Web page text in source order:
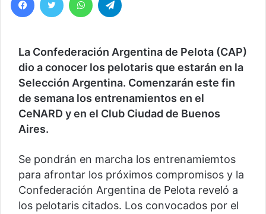
La Confederación Argentina de Pelota (CAP)
dio a conocer los pelotaris que estarán en la
Selección Argentina. Comenzarán este fin
de semana los entrenamientos en el
CeNARD y en el Club Ciudad de Buenos
Aires.
Se pondrán en marcha los entrenamiemtos
para afrontar los próximos compromisos y la
Confederación Argentina de Pelota reveló a
los pelotaris citados. Los convocados por el